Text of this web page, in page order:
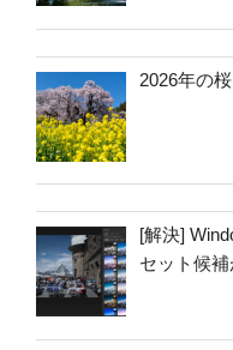
2026年の
[解決]
セット候